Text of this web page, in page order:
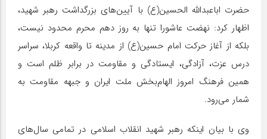
حضرت اباعبدالله الحسین(ع) با آیین‌های بزرگداشت رهبر شهید،
اظهار کرد: نهضت عاشورا تنها به روز دهم محرم محدود نیست،
بلکه از آغاز حرکت امام حسین(ع) از مدینه تا واقعه کربلا، سراسر
درس عزت، آزادگی، ایستادگی و مقاومت در برابر ظلم است و
همین فرهنگ امروز الهام‌بخش ملت ایران و جبهه مقاومت به
شمار می‌رود.
وی با بیان اینکه رهبر شهید انقلاب اسلامی در تمامی سال‌های